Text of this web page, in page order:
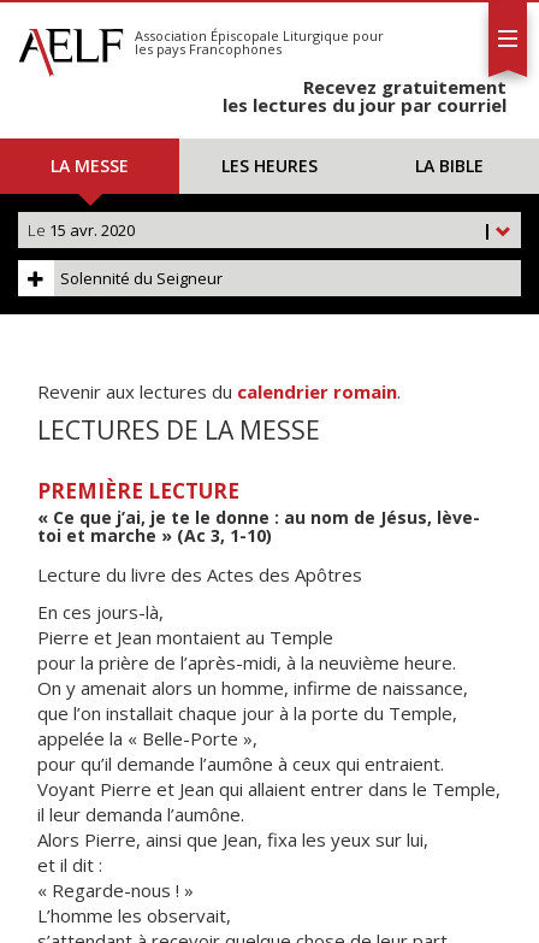
S'abonner
Calendrier
Association Épiscopale Liturgique pour
les pays Francophones
Recevez gratuitement
les lectures du jour par courriel
LA MESSE LES HEURES LA BIBLE
|
Le 15 avr. 2020
Solennité du Seigneur
Revenir aux lectures du calendrier romain.
LECTURES DE LA MESSE
PREMIÈRE LECTURE
« Ce que j’ai, je te le donne : au nom de Jésus, lève-
toi et marche » (Ac 3, 1-10)
Lecture du livre des Actes des Apôtres
En ces jours-là,
Pierre et Jean montaient au Temple
pour la prière de l’après-midi, à la neuvième heure.
On y amenait alors un homme, infirme de naissance,
que l’on installait chaque jour à la porte du Temple,
appelée la « Belle-Porte »,
pour qu’il demande l’aumône à ceux qui entraient.
Voyant Pierre et Jean qui allaient entrer dans le Temple,
il leur demanda l’aumône.
Alors Pierre, ainsi que Jean, fixa les yeux sur lui,
et il dit :
« Regarde-nous ! »
L’homme les observait,